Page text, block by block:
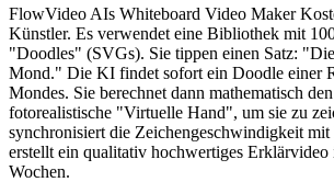
FlowVideo AIs Whiteboard Video Maker
Künstler. Es verwendet eine Bibliothek mit
"Doodles" (SVGs). Sie tippen einen Satz:
Mond." Die KI findet sofort ein Doodle einer
Mondes. Sie berechnet dann mathematisch
fotorealistische "Virtuelle Hand", um sie zu
synchronisiert die Zeichengeschwindigkeit
erstellt ein qualitativ hochwertiges
Wochen.